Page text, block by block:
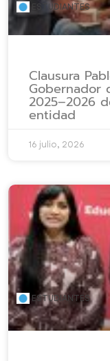
ESTUDIANTES
Clausura
Gobernador
2025–2026
entidad
16 julio, 2026
ESTUDIANTES